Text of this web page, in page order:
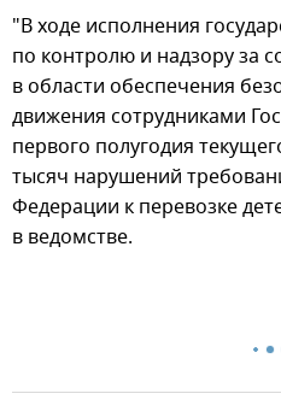
"В ходе исполнения
по контролю и надзору за
в области обеспечения
движения сотрудниками
первого полугодия
тысяч нарушений
Федерации к перевозке
в ведомстве.